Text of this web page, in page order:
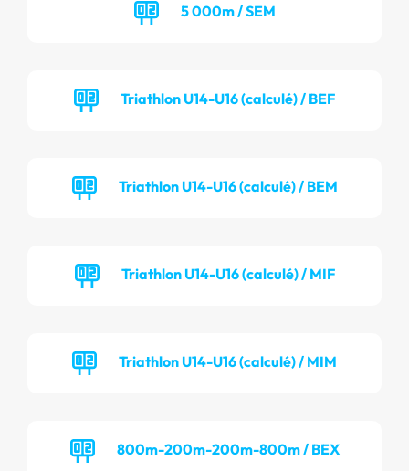
5 000m / SEM
Triathlon U14-U16 (calculé) / BEF
Triathlon U14-U16 (calculé) / BEM
Triathlon U14-U16 (calculé) / MIF
Triathlon U14-U16 (calculé) / MIM
800m-200m-200m-800m / BEX